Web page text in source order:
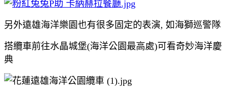
另外遠雄海洋樂園也有很多固定的表演, 如海獅巡警隊
搭纜車前往水晶城堡(海洋公園最高處)可看奇妙海洋慶
典